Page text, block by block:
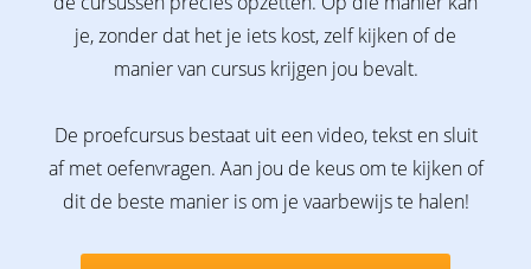
je, zonder dat het je iets kost, zelf kijken of de
manier van cursus krijgen jou bevalt.
De proefcursus bestaat uit een video, tekst en sluit
af met oefenvragen. Aan jou de keus om te kijken of
dit de beste manier is om je vaarbewijs te halen!